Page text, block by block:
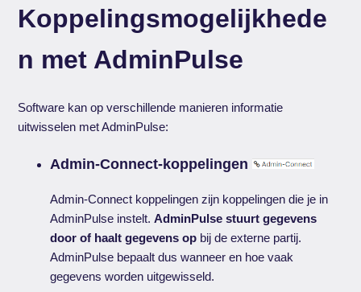
Koppelingsmogelijkhede
n met AdminPulse
Software kan op verschillende manieren informatie
uitwisselen met AdminPulse:
Admin-Connect-koppelingen
Admin-Connect koppelingen zijn koppelingen die je in
AdminPulse instelt.AdminPulse stuurt gegevens
door of haalt gegevens op bij de externe partij.
AdminPulse bepaalt dus wanneer en hoe vaak
gegevens worden uitgewisseld.